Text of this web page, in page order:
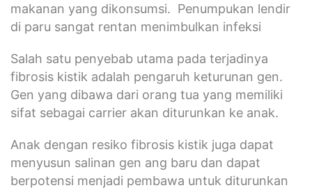
makanan yang dikonsumsi. Penumpukan lendir
di paru sangat rentan menimbulkan infeksi
Salah satu penyebab utama pada terjadinya
fibrosis kistik adalah pengaruh keturunan gen.
Gen yang dibawa dari orang tua yang memiliki
sifat sebagai carrier akan diturunkan ke anak.
Anak dengan resiko fibrosis kistik juga dapat
menyusun salinan gen ang baru dan dapat
berpotensi menjadi pembawa untuk diturunkan